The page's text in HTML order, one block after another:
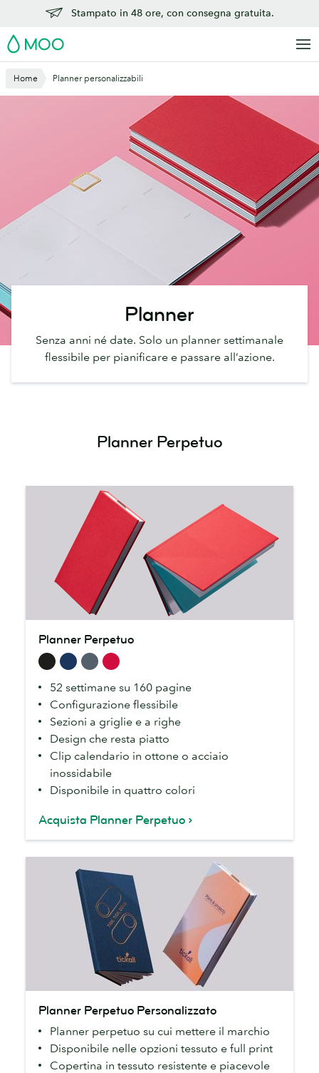
contenuto
principale
Stampato in 48 ore, con consegna gratuita.
MOO
Home Planner personalizzabili
Planner
Senza anni né date. Solo un planner settimanale
flessibile per pianificare e passare all’azione.
Planner Perpetuo
Perpetuo
Planner Perpetuo
52 settimane su 160 pagine
Configurazione flessibile
Sezioni a griglie e a righe
Design che resta piatto
Clip calendario in ottone o acciaio
inossidabile
Disponibile in quattro colori
Acquista Planner Perpetuo
Perpetuo
Personalizzato
Planner Perpetuo Personalizzato
Planner perpetuo su cui mettere il marchio
Disponibile nelle opzioni tessuto e full print
Copertina in tessuto resistente e piacevole